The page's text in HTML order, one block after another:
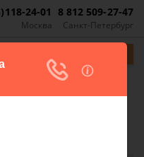
Москва
24-01
Санкт-Петербург
8 812 509-27-47
отца,
с 2000 года